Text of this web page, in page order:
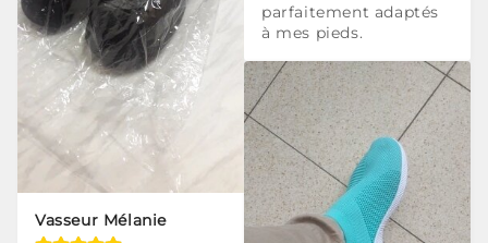
Vasseur Mélanie
parfaitement adaptés
à mes pieds.